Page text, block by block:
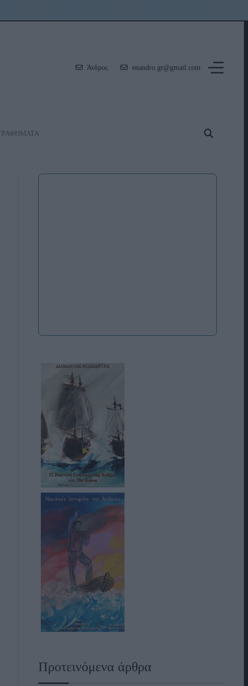
Άνδρος enandro.gr@gmail.com
Προτεινόμενα άρθρα